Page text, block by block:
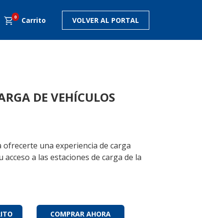
DE USUARIO
0 Carrito VOLVER AL PORTAL
DE VEHÍCULOS
ofrecerte una experiencia de carga
a las estaciones de carga de la